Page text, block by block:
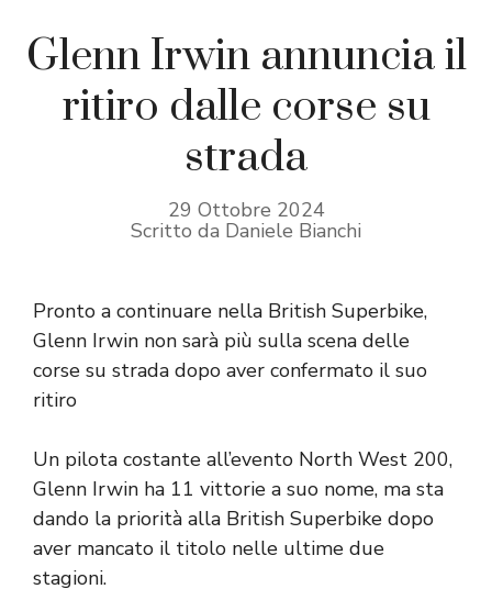
Glenn Irwin annuncia il
ritiro dalle corse su
strada
29 Ottobre 2024
Scritto da Daniele Bianchi
Pronto a continuare nella British Superbike,
Glenn Irwin non sarà più sulla scena delle
corse su strada dopo aver confermato il suo
ritiro
Un pilota costante all’evento North West 200,
Glenn Irwin ha 11 vittorie a suo nome, ma sta
dando la priorità alla British Superbike dopo
aver mancato il titolo nelle ultime due
stagioni.